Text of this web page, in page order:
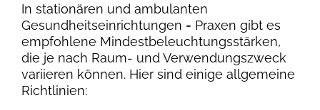
In stationären und ambulanten
Gesundheitseinrichtungen = Praxen gibt es
empfohlene Mindestbeleuchtungsstärken,
die je nach Raum- und Verwendungszweck
variieren können. Hier sind einige allgemeine
Richtlinien: